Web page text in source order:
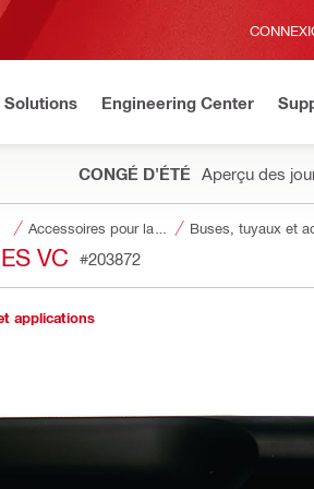
Solutions Engineering Center
CONGÉ D'ÉTÉ Aperçu des
Buses, tuyaux et
VC #203872
applications